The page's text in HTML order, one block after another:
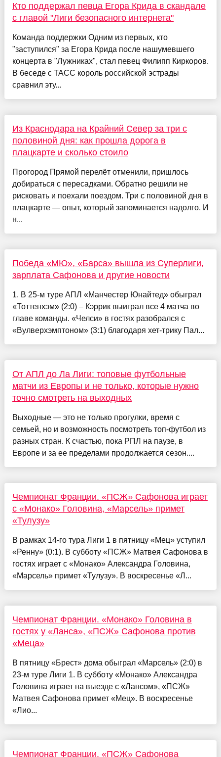
Кто поддержал певца Егора Крида в скандале
с главой "Лиги безопасного интернета"
Команда поддержки Одним из первых, кто
"заступился" за Егора Крида после нашумевшего
концерта в "Лужниках", стал певец Филипп Киркоров.
В беседе с ТАСС король российской эстрады
сравнил эту...
Из Краснодара на Крайний Север за три с
половиной дня: как прошла дорога в
плацкарте и сколько стоило
Прогород Прямой перелёт отменили, пришлось
добираться с пересадками. Обратно решили не
рисковать и поехали поездом. Три с половиной дня в
плацкарте — опыт, который запоминается надолго. И
н...
Победа «МЮ», «Барса» вышла из Суперлиги,
зарплата Сафонова и другие новости
1. В 25-м туре АПЛ «Манчестер Юнайтед» обыграл
«Тоттенхэм» (2:0) – Кэррик выиграл все 4 матча во
главе команды. «Челси» в гостях разобрался с
«Вулверхэмптоном» (3:1) благодаря хет-трику Пал...
От АПЛ до Ла Лиги: топовые футбольные
матчи из Европы и не только, которые нужно
точно смотреть на выходных
Выходные — это не только прогулки, время с
семьей, но и возможность посмотреть топ-футбол из
разных стран. К счастью, пока РПЛ на паузе, в
Европе и за ее пределами продолжается сезон....
Чемпионат Франции. «ПСЖ» Сафонова играет
с «Монако» Головина, «Марсель» примет
«Тулузу»
В рамках 14-го тура Лиги 1 в пятницу «Мец» уступил
«Ренну» (0:1). В субботу «ПСЖ» Матвея Сафонова в
гостях играет с «Монако» Александра Головина,
«Марсель» примет «Тулузу». В воскресенье «Л...
Чемпионат Франции. «Монако» Головина в
гостях у «Ланса», «ПСЖ» Сафонова против
«Меца»
В пятницу «Брест» дома обыграл «Марсель» (2:0) в
23-м туре Лиги 1. В субботу «Монако» Александра
Головина играет на выезде с «Лансом», «ПСЖ»
Матвея Сафонова примет «Мец». В воскресенье
«Лио...
Чемпионат Франции. «ПСЖ» Сафонова